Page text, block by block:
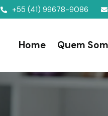
+55 (41) 99678-9086
Home Quem